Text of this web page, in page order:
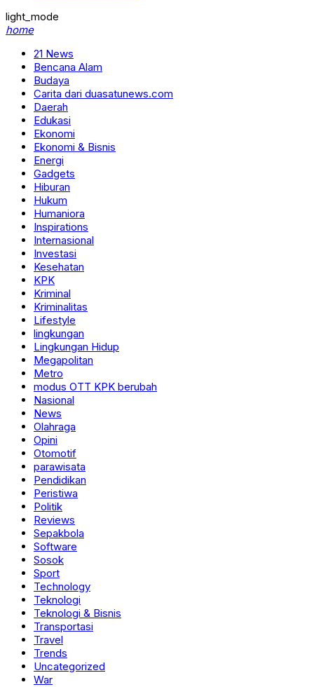
light_mode
home
21 News
Bencana Alam
Budaya
Carita dari duasatunews.com
Daerah
Edukasi
Ekonomi
Ekonomi & Bisnis
Energi
Gadgets
Hiburan
Hukum
Humaniora
Inspirations
Internasional
Investasi
Kesehatan
KPK
Kriminal
Kriminalitas
Lifestyle
lingkungan
Lingkungan Hidup
Megapolitan
Metro
modus OTT KPK berubah
Nasional
News
Olahraga
Opini
Otomotif
parawisata
Pendidikan
Peristiwa
Politik
Reviews
Sepakbola
Software
Sosok
Sport
Technology
Teknologi
Teknologi & Bisnis
Transportasi
Travel
Trends
Uncategorized
War